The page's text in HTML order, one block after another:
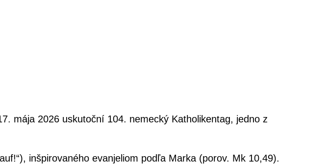
mája 2026 uskutoční 104. nemecký Katholikentag, jedno z
inšpirovaného evanjeliom podľa Marka (porov. Mk 10,49).